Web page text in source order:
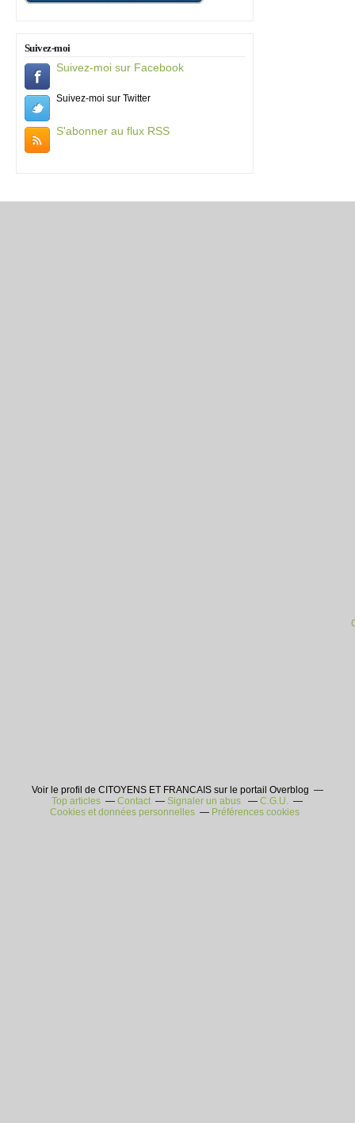
Suivez-moi
Suivez-moi sur Facebook
Suivez-moi sur Twitter
S'abonner au flux RSS
Voir le profil de CITOYENS ET FRANCAIS sur le portail Overblog
Top articles
Contact Signaler un abus
C.G.U.
Cookies et données personnelles
Préférences cookies